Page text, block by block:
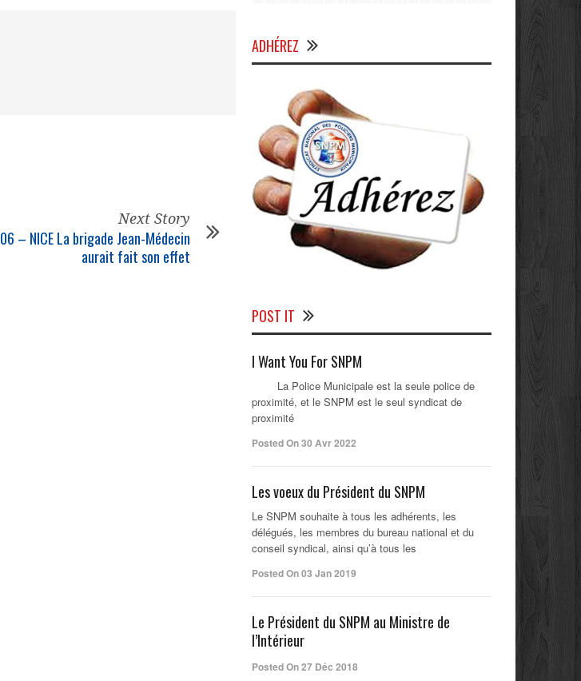
Next Story
06 – NICE La brigade Jean-Médecin
aurait fait son effet
ADHÉREZ
POST IT
I Want You For SNPM
La Police Municipale est la seule police de
proximité, et le SNPM est le seul syndicat de
proximité
Posted On 30 Avr 2022
Les voeux du Président du SNPM
Le SNPM souhaite à tous les adhérents, les
délégués, les membres du bureau national et du
conseil syndical, ainsi qu’à tous les
Posted On 03 Jan 2019
Le Président du SNPM au Ministre de
l’Intérieur
Posted On 27 Déc 2018